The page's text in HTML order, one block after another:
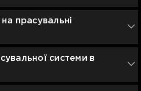
прасувальні
системи в